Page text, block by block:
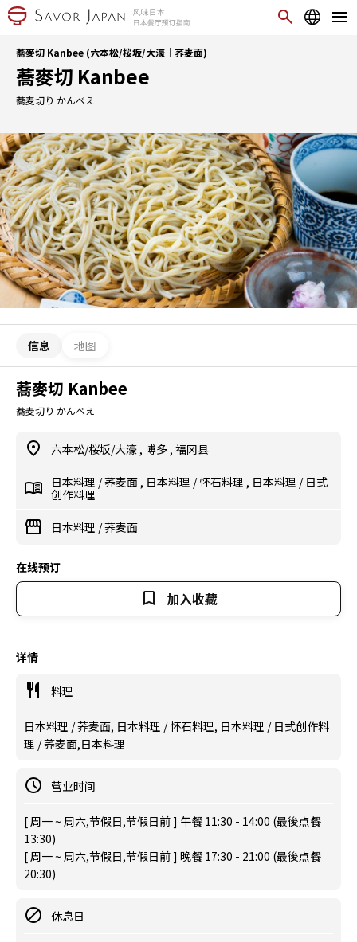
蕎麥切 Kanbee (六本松/桜坂/大濠｜荞麦面)
蕎麥切 Kanbee
蕎麦切り かんべえ
信息 地图
蕎麥切 Kanbee
蕎麦切り かんべえ
六本松/桜坂/大濠 , 博多 , 福冈县
日本料理 /荞麦面 , 日本料理 /怀石料理 , 日本料理 / 日式
创作料理
日本料理 /荞麦面
在线预订
加入收藏
详情
料理
日本料理 / 荞麦面, 日本料理 / 怀石料理, 日本料理 / 日式创作料
理 / 荞麦面,日本料理
营业时间
[ 周一 ~ 周六,节假日,节假日前 ] 午餐 11:30 - 14:00 (最後点餐
13:30)
[ 周一 ~ 周六,节假日,节假日前 ] 晚餐 17:30 - 21:00 (最後点餐
20:30)
休息日